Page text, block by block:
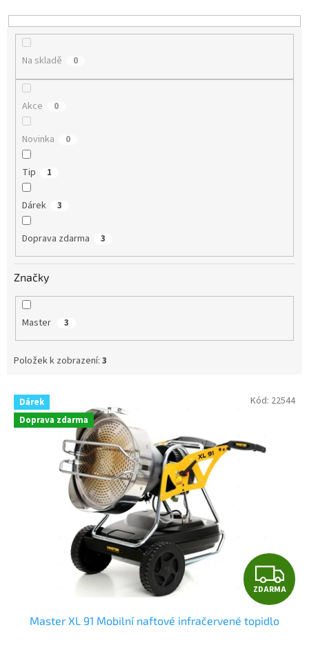
d
Na skladě 0
Akce 0
Novinka 0
Tip 1
Dárek 3
Doprava zdarma 3
Značky
Master 3
Položek k zobrazení: 3
V
p
Dárek
Doprava zdarma
Z
D
ZDARMA
Master XL 91 Mobilní naftové infračervené topidlo
Kód: 22544